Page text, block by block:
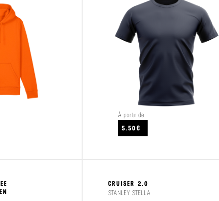
VOIR LE PRODUIT
À partir de
5.50€
CRUISER 2.0
STANLEY STELLA